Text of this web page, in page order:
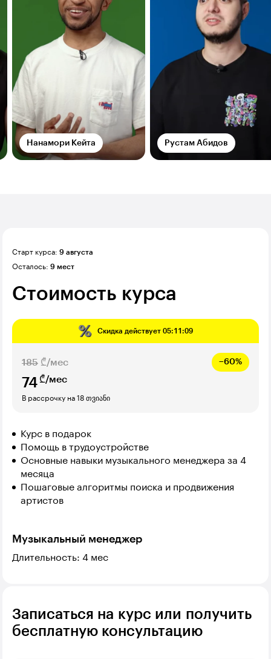
Нанамори Кейта Рустам Абидов
Старт курса: 9 августа
Осталось: 9 мест
Стоимость курса
Скидка действует 05:11:08
185 ₾/мес −60%
74 ₾/мес
В рассрочку на 18 თვიანი
Курс в подарок
Помощь в трудоустройстве
Основные навыки музыкального менеджера за 4
месяца
Пошаговые алгоритмы поиска и продвижения
артистов
Музыкальный менеджер
Длительность: 4 мес
Записаться на курс или получить
бесплатную консультацию